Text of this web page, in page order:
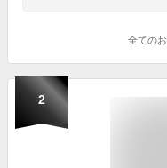
全ての
2